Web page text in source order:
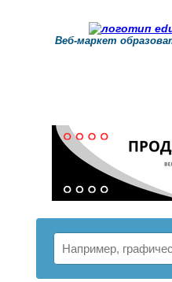
Веб-маркет